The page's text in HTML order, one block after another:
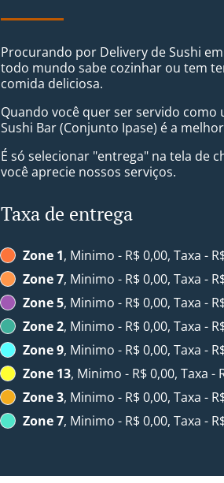
Procurando por Delivery de Sushi
todo mundo sabe cozinhar ou tem
comida deliciosa.
Quando você quer ser servido como
Sushi Bar (Conjunto Ipase) é a
É só selecionar "entrega" na tela de
você aprecie nossos serviços.
Taxa de entrega
Zone 1, Minimo - R$ 0,00, Taxa -
Zone 7, Minimo - R$ 0,00, Taxa -
Zone 5, Minimo - R$ 0,00, Taxa -
Zone 2, Minimo - R$ 0,00, Taxa -
Zone 9, Minimo - R$ 0,00, Taxa -
Zone 13, Minimo - R$ 0,00, Taxa -
Zone 3, Minimo - R$ 0,00, Taxa -
Zone 7, Minimo - R$ 0,00, Taxa -